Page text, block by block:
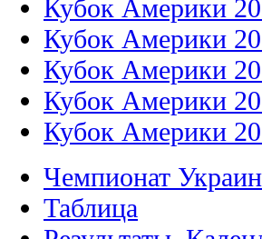
Кубок Америки
Кубок Америки
Кубок Америки
Кубок Америки
Кубок Америки
Чемпионат
Таблица